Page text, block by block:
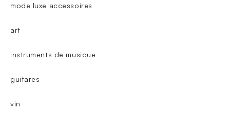
mode luxe accessoires
art
instruments de musique
guitares
vin